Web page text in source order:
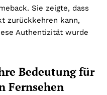
Sie zeigte, dass
zurückkehren kann,
Authentizität wurde
Bedeutung für
Fernsehen